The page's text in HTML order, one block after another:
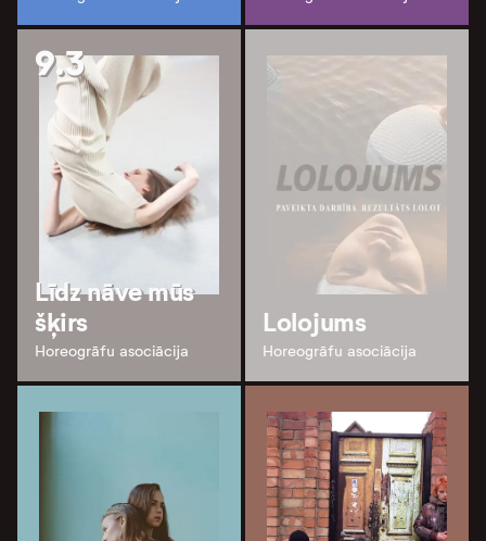
9.3
Līdz nāve mūs
šķirs
Horeogrāfu asociācija
Lolojums
Horeogrāfu asociācija